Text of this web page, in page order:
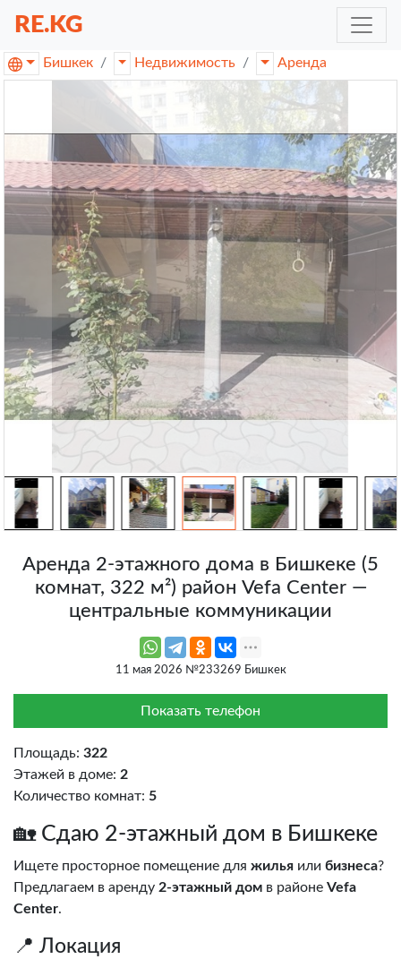
RE.KG
Бишкек Недвижимость Аренда
Аренда 2-этажного дома в Бишкеке (5
комнат, 322 м²) район Vefa Center —
центральные коммуникации
11 мая 2026 №233269 Бишкек
Показать телефон
Площадь: 322
Этажей в доме: 2
Количество комнат: 5
🏡 Сдаю 2-этажный дом в Бишкеке
Ищете просторное помещение для жилья или бизнеса?
Предлагаем в аренду 2-этажный дом в районе Vefa
Center.
📍 Локация